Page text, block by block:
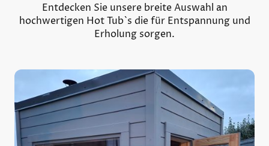
Entdecken Sie unsere breite Auswahl an
hochwertigen Hot Tub`s die für Entspannung und
Erholung sorgen.